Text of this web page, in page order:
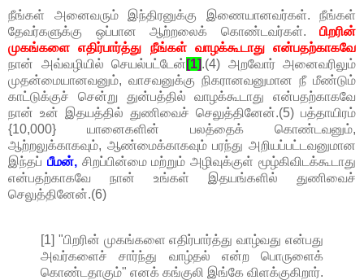
நீங்கள் அனைவரும் இந்திரனுக்கு இணையானவர்கள். நீங்கள்
தேவர்களுக்கு ஒப்பான ஆற்றலைக் கொண்டவர்கள். பிறரின்
முகங்களை எதிர்பார்த்து நீங்கள் வாழக்கூடாது என்பதற்காகவே
நான் அவ்வழியில் செயல்பட்டேன் [1].(4) அறவோர் அனைவரிலும்
முதன்மையானவனும், வாசவனுக்கு நிகரானவனுமான நீ மீண்டும்
காட்டுக்குச் சென்று துன்பத்தில் வாழக்கூடாது என்பதற்காகவே
நான் உன் இதயத்தில் துணிவைச் செலுத்தினேன்.(5) பத்தாயிரம்
{10,000} யானைகளின் பலத்தைக் கொண்டவனும்,
ஆற்றலுக்காகவும், ஆண்மைக்காகவும் பரந்து அறியப்பட்டவனுமான
இந்தப் பீமன்,சிறப்பின்மை மற்றும் அழிவுக்குள் மூழ்கிவிடக்கூடாது
என்பதற்காகவே நான் உங்கள் இதயங்களில் துணிவைச்
செலுத்தினேன்.(6)
[1] "பிறரின் முகங்களை எதிர்பார்த்து வாழ்வது என்பது
அவர்களைச் சார்ந்து வாழ்தல் என்ற பொருளைக்
கொண்டதாகும்" எனக் கங்குலி இங்கே விளக்குகிறார்.